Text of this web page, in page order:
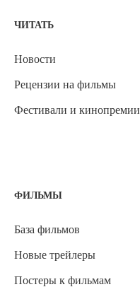
ЧИТАТЬ
Новости
Рецензии на фильмы
Фестивали и кинопремии
ФИЛЬМЫ
База фильмов
Новые трейлеры
Постеры к фильмам